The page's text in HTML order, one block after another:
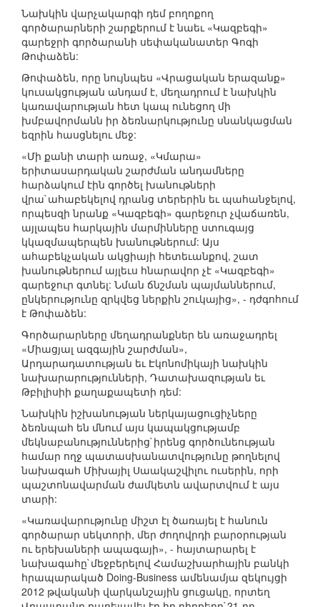
Նախկին վարչակարգի դեմ բողոքող
գործարարների շարքերում է նաեւ «Կազբեգի»
գարեջրի գործարանի սեփականատեր Գոգի
Թոփաձեն:
Թոփաձեն, որը նույնպես «Վրացական երազանք»
կուսակցության անդամ է, մեղադրում է նախկին
կառավարության հետ կապ ունեցող մի
խմբավորմանն իր ձեռնարկությունը սնանկացման
եզրին հասցնելու մեջ:
«Մի քանի տարի առաջ, «Կմարա»
երիտասարդական շարժման անդամները
հարձակում էին գործել խանութների
վրա`ահաբեկելով դրանց տերերին եւ պահանջելով,
որպեսզի նրանք «Կազբեգի» գարեջուր չվաճառեն,
այլապես հարկային մարմինները ստուգայց
կկազմապերպեն խանութներում: Այս
ահաբեկչական ակցիայի հետեւանքով, շատ
խանութներում այլեւս հնարավոր չէ «Կազբեգի»
գարեջուր գտնել: Նման ճնշման պայմաններում,
ընկերությունը զրկվեց ներքին շուկայից», - դժգոհում
է Թոփաձեն:
Գործարարները մեղադրանքներ են առաջադրել
«Միացյալ ազգային շարժման»,
Արդարադատության եւ Էկոնոմիկայի նախկին
նախարարությունների, Դատախազության եւ
Թբիլիսիի քաղաքապետի դեմ:
Նախկին իշխանության ներկայացուցիչները
ձեռնպահ են մնում այս կապակցությամբ
մեկնաբանություններից`իրենց գործունեության
համար ողջ պատասխանատվությունը թողնելով
նախագահ Միխայիլ Սաակաշվիլու ուսերին, որի
պաշտոնավարման ժամկետն ավարտվում է այս
տարի:
«Կառավարությունը միշտ էլ ծառայել է հանուն
գործարար սեկտորի, մեր ժողովրդի բարօրության
ու երեխաների ապագայի», - հայտարարել է
նախագահը`մեջբերելով Համաշխարհային բանկի
հրապարակած Doing-Business ամենամյա զեկույցի
2012 թվականի վարկանշային ցուցակը, որտեղ